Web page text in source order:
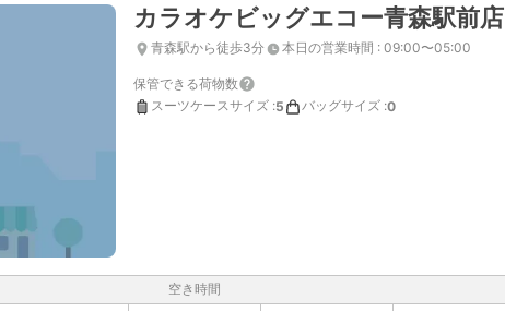
カラオケビッグエコー青森駅前店
青森駅から徒歩3分 本日の営業時間 : 09:00〜05:00
保管できる荷物数
スーツケースサイズ :5 バッグサイズ :0
空き時間